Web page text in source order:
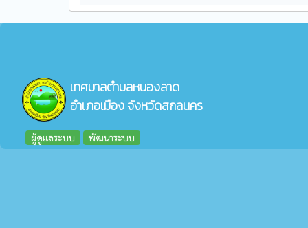
เทศบาลตำบลหนองลาด
อำเภอเมือง จังหวัดสกลนคร
ผู้ดูแลระบบ พัฒนาระบบ